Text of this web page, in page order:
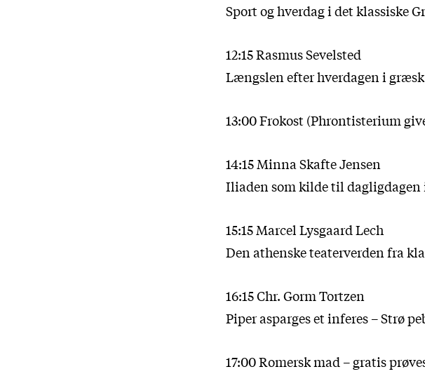
Sport og hverdag i det klassiske
12:15 Rasmus Sevelsted
Længslen efter hverdagen i
13:00 Frokost (Phrontisterium
14:15 Minna Skafte Jensen
Iliaden som kilde til
15:15 Marcel Lysgaard Lech
Den athenske teaterverden fra
16:15 Chr. Gorm Tortzen
Piper asparges et inferes – Strø
17:00 Romersk mad – gratis